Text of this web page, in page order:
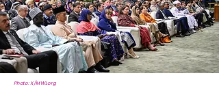
Photo: X/MWLorg